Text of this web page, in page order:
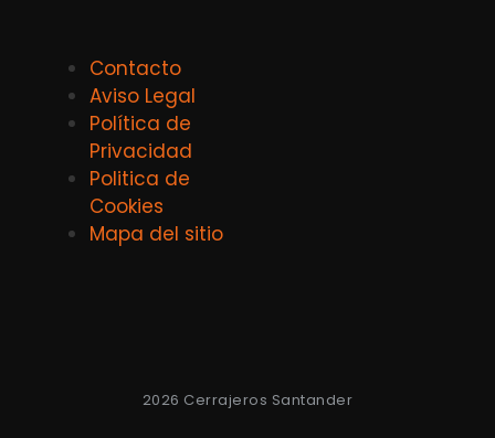
Contacto
Aviso Legal
Política de
Privacidad
Politica de
Cookies
Mapa del sitio
2026 Cerrajeros Santander